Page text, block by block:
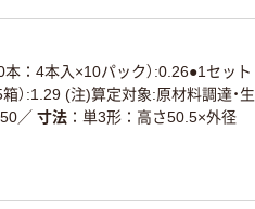
削減
の商品詳細「アスクル商品環境スコ
本：4本入×10パック）:0.26●1セット
）:1.29 (注)算定対象:原材料調達・生
50／ 寸法
単3形：高さ50.5×外径